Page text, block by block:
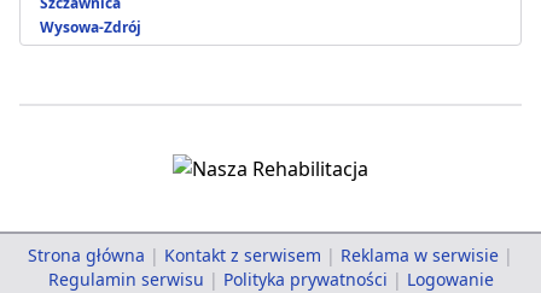
Wysowa-Zdrój
Strona główna | Kontakt z serwisem | Reklama w serwisie |
Regulamin serwisu | Polityka prywatności | Logowanie